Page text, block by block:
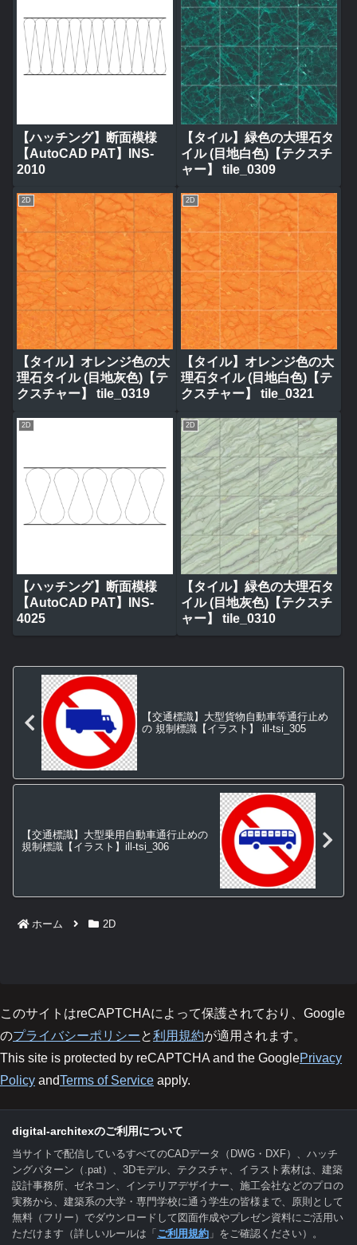
【ハッチング】断面模様
【AutoCAD PAT】INS-
2010
【タイル】緑色の大理石タ
イル (目地白色)【テクスチ
ャー】 tile_0309
2D
【タイル】オレンジ色の大
理石タイル (目地灰色)【テ
クスチャー】 tile_0319
2D
【タイル】オレンジ色の大
理石タイル (目地白色)【テ
クスチャー】 tile_0321
2D
【ハッチング】断面模様
【AutoCAD PAT】INS-
4025
2D
【タイル】緑色の大理石タ
イル (目地灰色)【テクスチ
ャー】 tile_0310
【交通標識】大型貨物自動車等通行止め
の 規制標識【イラスト】 ill-tsi_305
【交通標識】大型乗用自動車通行止めの
規制標識【イラスト】ill-tsi_306
ホーム 2D
このサイトはreCAPTCHAによって保護されており、Google
のプライバシーポリシーと利用規約が適用されます。
This site is protected by reCAPTCHA and the GooglePrivacy
Policy andTerms of Service apply.
digital-architexのご利用について
当サイトで配信しているすべてのCADデータ（DWG・DXF）、ハッチ
ングパターン（.pat）、3Dモデル、テクスチャ、イラスト素材は、建築
設計事務所、ゼネコン、インテリアデザイナー、施工会社などのプロの
実務から、建築系の大学・専門学校に通う学生の皆様まで、原則として
無料（フリー）でダウンロードして図面作成やプレゼン資料にご活用い
ただけます（詳しいルールは「 ご利用規約 」をご確認ください）。